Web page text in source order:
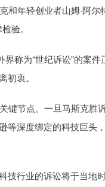
年轻创业者山姆·阿尔
验。
称为“世纪诉讼”的案件
衷。
节点。一旦马斯克胜
等深度绑定的科技巨头
行业的诉讼将于当地